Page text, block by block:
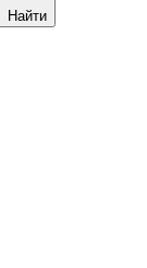
Найти